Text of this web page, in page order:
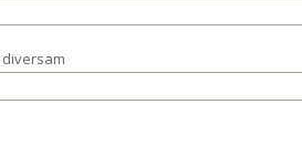
diversam